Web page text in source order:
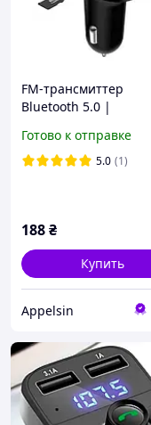
FM-трансмиттер
Bluetooth 5.0 |
модулятор +зарядка
Готово к отправке
5.0 (1)
188₴
Купить
Appelsin